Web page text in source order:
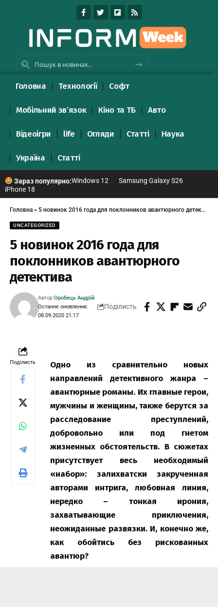
Головна Технології Софт
Мобільний зв’язок Кіно та ТБ Авто
Відеоігри life Огляди Статті Наука
Україна Статті
Зараз популярно:Windows 12
Samsung Galaxy S26
iPhone 18
Головна » 5 новинок 2016 года для поклонников авантюрного детектива
UNCATEGORIZED
5 новинок 2016 года для
поклонников авантюрного
детектива
Останнє оновлення:
08.09.2020 21:17
Автор:Оробець Андрій
Поділисть
Поділисть
Одно из сравнительно новых
направлений детективного жанра –
авантюрные романы. Их главные герои,
мужчины и женщины, также берутся за
расследование преступлений,
добровольно или под гнетом
жизненных обстоятельств. В сюжетах
присутствует весь необходимый
«набор»: залихватски закрученная
авторами интрига, любовная линия,
нередко – тонкая ирония,
захватывающие приключения,
неожиданные развязки. И, конечно же,
как обойтись без рискованных
авантюр?